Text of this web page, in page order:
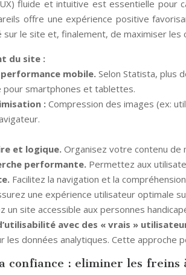
fluide et intuitive est essentielle
offre une expérience positive
sur le site et, finalement, de maximiser
du site :
mobile. Selon Statista, plus
pour smartphones et tablettes.
: Compression des images (ex:
et logique. Organisez votre contenu de
performante. Permettez aux
Facilitez la navigation et la
une expérience utilisateur optimale
un site accessible aux personnes
avec des « vrais »
les données analytiques. Cette
confiance : eliminer les freins